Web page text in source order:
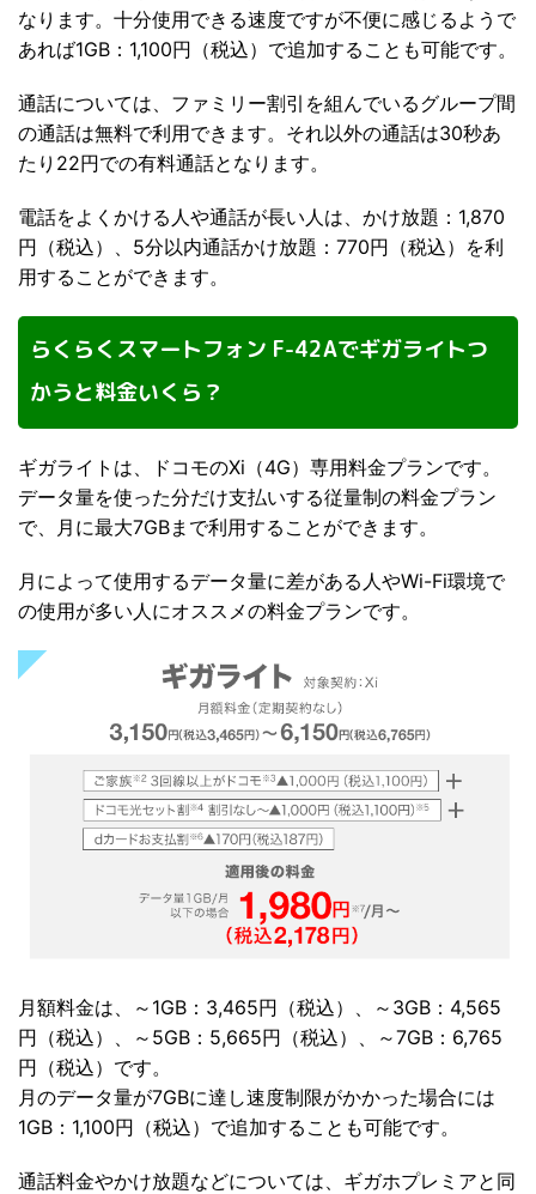
なります。十分使用できる速度ですが不便に感じるようで
あれば1GB：1,100円（税込）で追加することも可能です。
通話については、ファミリー割引を組んでいるグループ間
の通話は無料で利用できます。それ以外の通話は30秒あ
たり22円での有料通話となります。
電話をよくかける人や通話が長い人は、かけ放題：1,870
円（税込）、5分以内通話かけ放題：770円（税込）を利
用することができます。
らくらくスマートフォン F-42Aでギガライトつ
かうと料金いくら？
ギガライトは、ドコモのXi（4G）専用料金プランです。
データ量を使った分だけ支払いする従量制の料金プラン
で、月に最大7GBまで利用することができます。
月によって使用するデータ量に差がある人やWi-Fi環境で
の使用が多い人にオススメの料金プランです。
月額料金は、～1GB：3,465円（税込）、～3GB：4,565
円（税込）、～5GB：5,665円（税込）、～7GB：6,765
円（税込）です。
月のデータ量が7GBに達し速度制限がかかった場合には
1GB：1,100円（税込）で追加することも可能です。
通話料金やかけ放題などについては、ギガホプレミアと同